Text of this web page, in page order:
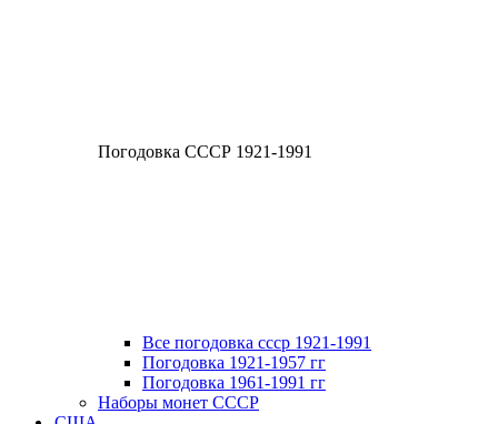
Погодовка СССР 1921-1991
Все погодовка ссср 1921-1991
Погодовка 1921-1957 гг
Погодовка 1961-1991 гг
Наборы монет СССР